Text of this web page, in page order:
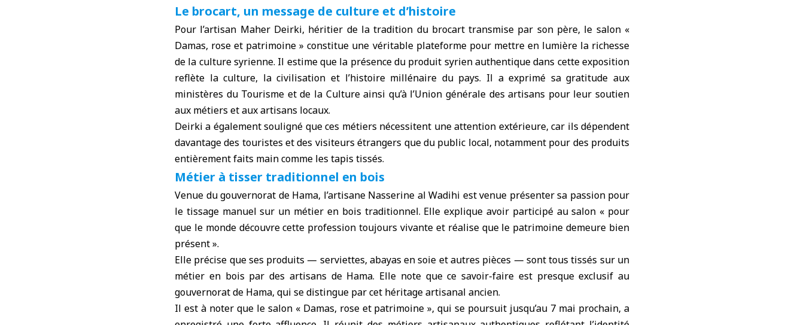
Le brocart, un message de culture et d’histoire
Pour l’artisan Maher Deirki, héritier de la tradition du brocart transmise par son père, le salon «
Damas, rose et patrimoine » constitue une véritable plateforme pour mettre en lumière la richesse
de la culture syrienne. Il estime que la présence du produit syrien authentique dans cette exposition
reflète la culture, la civilisation et l’histoire millénaire du pays. Il a exprimé sa gratitude aux
ministères du Tourisme et de la Culture ainsi qu’à l’Union générale des artisans pour leur soutien
aux métiers et aux artisans locaux.
Deirki a également souligné que ces métiers nécessitent une attention extérieure, car ils dépendent
davantage des touristes et des visiteurs étrangers que du public local, notamment pour des produits
entièrement faits main comme les tapis tissés.
Métier à tisser traditionnel en bois
Venue du gouvernorat de Hama, l’artisane Nasserine al Wadihi est venue présenter sa passion pour
le tissage manuel sur un métier en bois traditionnel. Elle explique avoir participé au salon « pour
que le monde découvre cette profession toujours vivante et réalise que le patrimoine demeure bien
présent ».
Elle précise que ses produits — serviettes, abayas en soie et autres pièces — sont tous tissés sur un
métier en bois par des artisans de Hama. Elle note que ce savoir-faire est presque exclusif au
gouvernorat de Hama, qui se distingue par cet héritage artisanal ancien.
Il est à noter que le salon « Damas, rose et patrimoine », qui se poursuit jusqu’au 7 mai prochain, a